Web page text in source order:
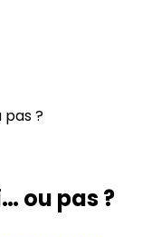
pas ?
ou pas ?